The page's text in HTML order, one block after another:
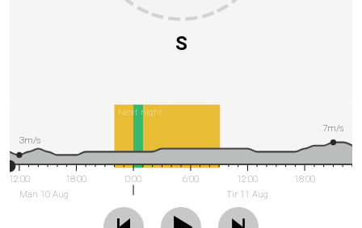
S
Next night
12:00
Man 10 Aug
18:00 0:00 6:00
12:00
Tir 11 Aug
18:00
7m/s
3m/s